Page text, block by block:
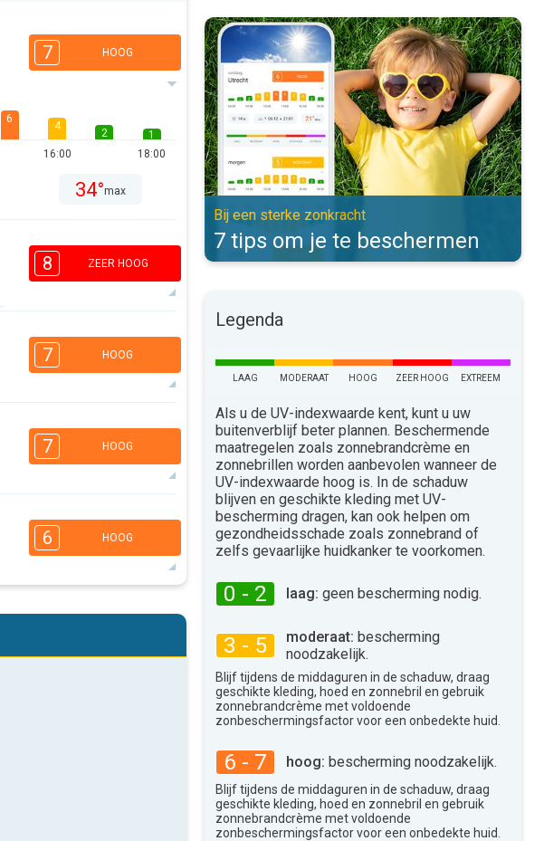
7 HOOG
6
4
16:00
2
1
18:00
34°max
8 ZEER HOOG
4
16:00
2
35°max
7 HOOG
4
16:00
35°max
7 HOOG
3
16:00
38°max
6 HOOG
2
1
7 tips om je te beschermen. Bij een sterke zonkracht. . .
Bij een sterke zonkracht
7 tips om je te beschermen
Legenda
LAAG MODERAAT HOOG ZEER HOOG EXTREEM
Als u de UV-indexwaarde kent, kunt u uw
buitenverblijf beter plannen. Beschermende
maatregelen zoals zonnebrandcrème en
zonnebrillen worden aanbevolen wanneer de
UV-indexwaarde hoog is. In de schaduw
blijven en geschikte kleding met UV-
bescherming dragen, kan ook helpen om
gezondheidsschade zoals zonnebrand of
zelfs gevaarlijke huidkanker te voorkomen.
0 - 2 laag: geen bescherming nodig.
3 - 5 moderaat: bescherming
noodzakelijk.
Blijf tijdens de middaguren in de schaduw, draag
geschikte kleding, hoed en zonnebril en gebruik
zonnebrandcrème met voldoende
zonbeschermingsfactor voor een onbedekte huid.
6 - 7 hoog: bescherming noodzakelijk.
Blijf tijdens de middaguren in de schaduw, draag
geschikte kleding, hoed en zonnebril en gebruik
zonnebrandcrème met voldoende
zonbeschermingsfactor voor een onbedekte huid.